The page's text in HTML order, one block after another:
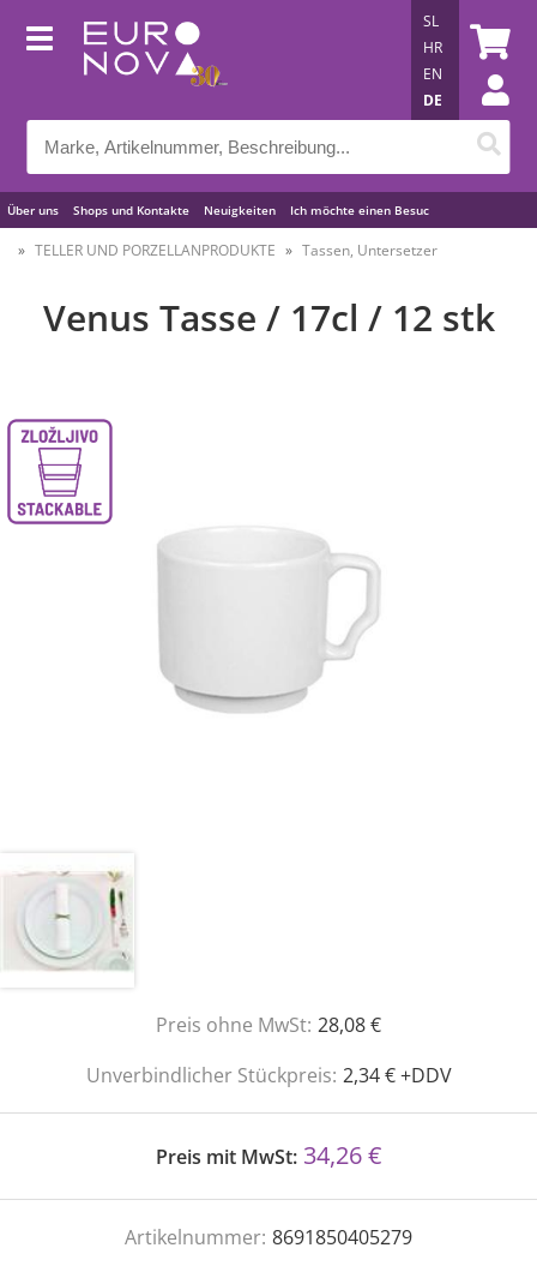
Über uns Shops und Kontakte Neuigkeiten Ich möchte einen Besuc
Nützliche Tipps
SL
HR
EN
DE
TELLER UND PORZELLANPRODUKTE Tassen, Untersetzer
Venus Tasse / 17cl / 12 stk
Preis ohne MwSt: 28,08 €
Unverbindlicher Stückpreis: 2,34 € +DDV
Preis mit MwSt: 34,26 €
Artikelnummer: 8691850405279